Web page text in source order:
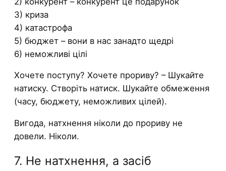
3) криза
4) катастрофа
5) бюджет – вони в нас занадто щедрі
6) неможливі цілі
Хочете поступу? Хочете прориву? – Шукайте
натиску. Створіть натиск. Шукайте обмеження
(часу, бюджету, неможливих цілей).
Вигода, натхнення ніколи до прориву не
довели. Ніколи.
7. Не натхнення, а засіб